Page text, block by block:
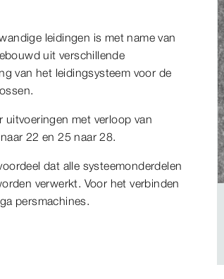
leidingen is met name van
uit verschillende
van het leidingsysteem voor de
uitvoeringen met verloop van
22 en 25 naar 28.
dat alle systeemonderdelen
verwerkt. Voor het verbinden
persmachines.